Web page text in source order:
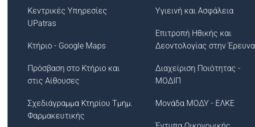
Κεντρικές Υπηρεσίες
UPatras
Κτήριο - Google Maps
Πρόσβαση στο Κτήριο και
στις Αίθουσες
Σχεδιάγραμμα Κτηρίου Τμημ.
Φαρμακευτικής
Υγιεινή και Ασφάλεια
Επιτροπή Ηθικής και
Δεοντολογίας στην Έρευνα
Διαχείριση Ποιότητας -
ΜΟΔΙΠ
Μονάδα ΜΟΔΥ - ΕΛΚΕ